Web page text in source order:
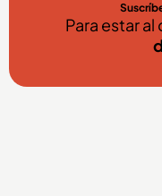
Para estar al